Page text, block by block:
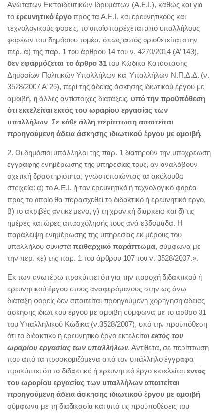
Ανώτατων Εκπαιδευτικών Ιδρυμάτων (Α.Ε.Ι.), καθώς και για
το ερευνητικό έργο προς τα Α.Ε.Ι. και ερευνητικούς και
τεχνολογικούς φορείς, το οποίο παρέχεται από υπαλλήλους
φορέων του δημόσιου τομέα, όπως αυτός οριοθετείται στην
περ. α) της παρ. 1 του άρθρου 14 του ν. 4270/2014 (Α’ 143),
δεν εφαρμόζεται το άρθρο 31 του Κώδικα Κατάστασης
Δημοσίων Πολιτικών Υπαλλήλων και Υπαλλήλων Ν.Π.Δ.Δ. (ν.
3528/2007 Α’ 26), περί της άδειας άσκησης ιδιωτικού έργου με
αμοιβή, ή άλλες αντίστοιχες διατάξεις, υπό την προϋπόθεση
ότι εκτελείται εκτός του ωραρίου εργασίας των
υπαλλήλων. Σε κάθε άλλη περίπτωση απαιτείται
προηγούμενη άδεια άσκησης ιδιωτικού έργου με αμοιβή.
2. Οι δημόσιοι υπάλληλοι της παρ. 1 διατηρούν την υποχρέωση
έγγραφης ενημέρωσης της υπηρεσίας τους, αν αναλάβουν
σχετική δραστηριότητα, γνωστοποιώντας τα ακόλουθα
στοιχεία: α) το Α.Ε.Ι. ή τον ερευνητικό ή τεχνολογικό φορέα
προς το οποίο θα παρασχεθεί το διδακτικό ή ερευνητικό έργο,
β) το ακριβές αντικείμενο, γ) τη χρονική διάρκεια και δ) τις
ημέρες και ώρες απασχόλησής τους ανά εβδομάδα. Η
παράλειψη ενημέρωσης της υπηρεσίας εκ μέρους του
υπαλλήλου συνιστά πειθαρχικό παράπτωμα, σύμφωνα με
την περ. κε) της παρ. 1 του άρθρου 107 του ν. 3528/2007.».
Εκ των ανωτέρω προκύπτει ότι για την παροχή διδακτικού ή
ερευνητικού έργου στους αναφερόμενους στην ως άνω
διάταξη φορείς δεν απαιτείται προηγούμενη χορήγηση άδειας
άσκησης ιδιωτικού έργου με αμοιβή σύμφωνα με το άρθρο 31
του Υπαλληλικού Κώδικα (ν.3528/2007), υπό την προϋπόθεση
ότι το διδακτικό ή ερευνητικό έργο εκτελείται εκτός του
ωραρίου εργασίας των υπαλλήλων. Αντίθετα, σε περίπτωση
που από τα προσκομιζόμενα από τον υπάλληλο έγγραφα
προκύπτει ότι το διδακτικό ή ερευνητικό έργο εκτελείται εντός
του ωραρίου εργασίας των υπαλλήλων απαιτείται
προηγούμενη άδεια άσκησης ιδιωτικού έργου με αμοιβή
σύμφωνα με τη διαδικασία και υπό τις προϋποθέσεις του